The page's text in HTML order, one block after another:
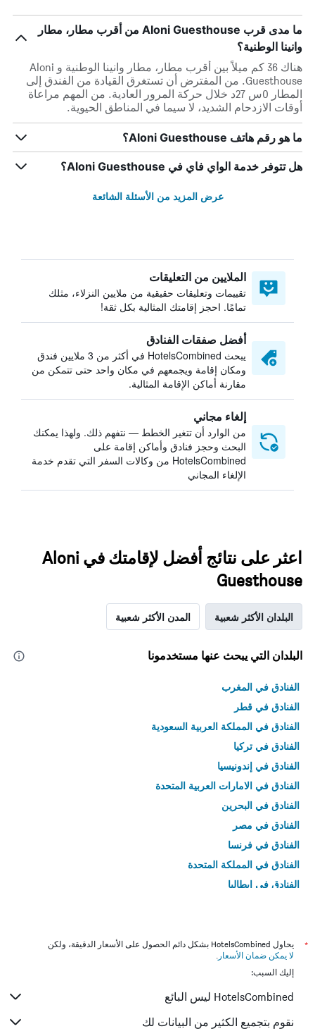
ما مدى قرب Aloni Guesthouse من أقرب مطار، مطار
وانينا الوطنية؟
هناك 36 كم ميلاً بين أقرب مطار، مطار وانينا الوطنية و Aloni
Guesthouse. من المفترض أن تستغرق القيادة من الفندق إلى
المطار 0س 27د خلال حركة المرور العادية. من المهم مراعاة
أوقات الازدحام الشديد، لا سيما في المناطق الحيوية.
ما هو رقم هاتف Aloni Guesthouse؟
هل تتوفر خدمة الواي فاي في Aloni Guesthouse؟
عرض المزيد من الأسئلة الشائعة
الملايين من التعليقات
تقييمات وتعليقات حقيقية من ملايين النزلاء، مثلك
تمامًا. احجز إقامتك المثالية بكل ثقة!
أفضل صفقات الفنادق
يبحث HotelsCombined في أكثر من 3 ملايين فندق
ومكان إقامة ويجمعهم في مكان واحد حتى تتمكن من
مقارنة أماكن الإقامة المثالية.
إلغاء مجاني
من الوارد أن تتغير الخطط — نتفهم ذلك. ولهذا يمكنك
البحث وحجز فنادق وأماكن إقامة على
HotelsCombined من وكالات السفر التي تقدم خدمة
الإلغاء المجاني
اعثر على نتائج أفضل لإقامتك في Aloni
Guesthouse
البلدان الأكثر شعبية المدن الأكثر شعبية
البلدان التي يبحث عنها مستخدمونا
الفنادق في المغرب
الفنادق في قطر
الفنادق في المملكة العربية السعودية
الفنادق في تركيا
الفنادق في إندونيسيا
الفنادق في الامارات العربية المتحدة
الفنادق في البحرين
الفنادق في مصر
الفنادق في فرنسا
الفنادق في المملكة المتحدة
الفنادق في إيطاليا
*
يحاول HotelsCombined بشكل دائم الحصول على الأسعار الدقيقة، ولكن
لا يمكن ضمان الأسعار .
إليك السبب:
HotelsCombined ليس البائع
نقوم بتجميع الكثير من البيانات لك